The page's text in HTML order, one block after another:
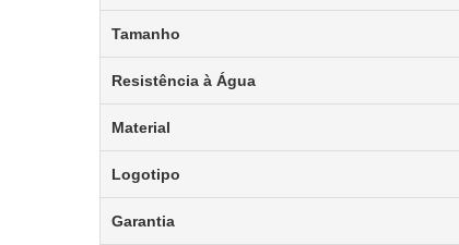
Tamanho
Resistência à Água
Material
Logotipo
Garantia